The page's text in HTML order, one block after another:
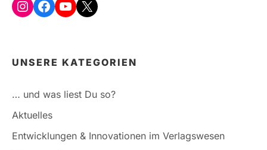
Instagram
Facebook
YouTube
X
UNSERE KATEGORIEN
… und was liest Du so?
Aktuelles
Entwicklungen & Innovationen im Verlagswesen